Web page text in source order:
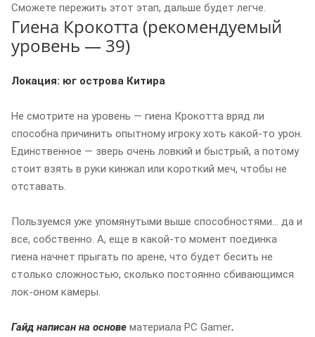
Сможете пережить этот этап, дальше будет легче.
Гиена Крокотта (рекомендуемый
уровень — 39)
Локация: юг острова Китира
Не смотрите на уровень — гиена Крокотта вряд ли
способна причинить опытному игроку хоть какой-то урон.
Единственное — зверь очень ловкий и быстрый, а потому
стоит взять в руки кинжал или короткий меч, чтобы не
отставать.
Пользуемся уже упомянутыми выше способностями… да и
все, собственно. А, еще в какой-то момент поединка
гиена начнет прыгать по арене, что будет бесить не
столько сложностью, сколько постоянно сбивающимся
лок-оном камеры.
Гайд написан на основе материала PC Gamer.